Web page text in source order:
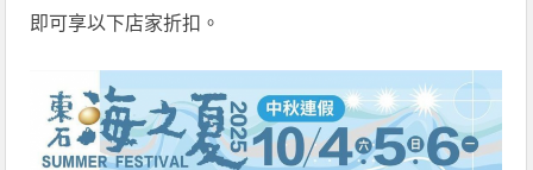
即可享以下店家折扣。